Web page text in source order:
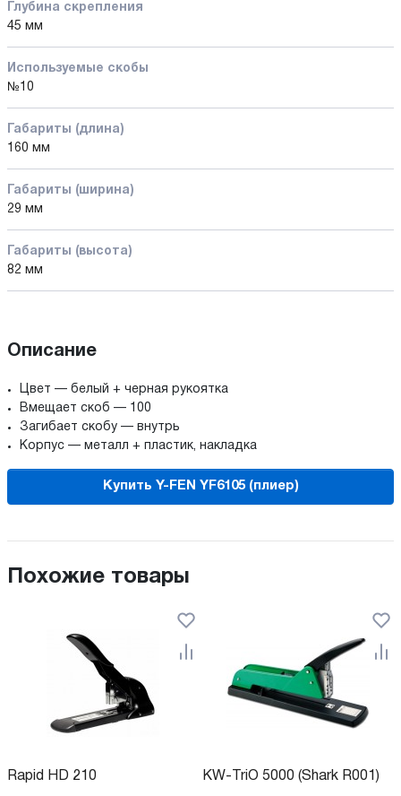
Глубина скрепления
45 мм
Используемые скобы
№10
Габариты (длина)
160 мм
Габариты (ширина)
29 мм
Габариты (высота)
82 мм
Описание
Цвет — белый + черная рукоятка
Вмещает скоб — 100
Загибает скобу — внутрь
Корпус — металл + пластик, накладка
Купить Y-FEN YF6105 (плиер)
Похожие товары
Rapid HD 210 KW-TriO 5000 (Shark R001)